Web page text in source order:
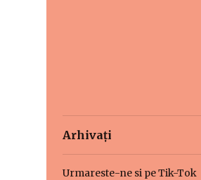
Arhivați
Urmareste-ne si pe Tik-Tok